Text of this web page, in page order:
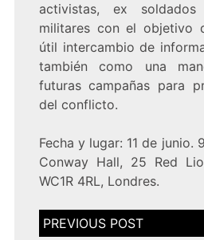
activistas, ex
militares con el objetivo
útil intercambio de
también como una
futuras campañas para
del conflicto.
Fecha y lugar: 11 de junio.
Conway Hall, 25 Red
WC1R 4RL, Londres.
Navegación
de